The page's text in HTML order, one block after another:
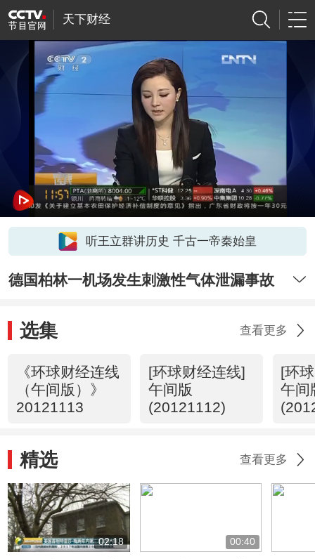
天下财经
听王立群讲历史 千古一帝秦始皇
德国柏林一机场发生刺激性气体泄漏事故
选集 查看更多
《环球财经连线
（午间版）》
20121113
[环球财经连线]
午间版
(20121112)
[环
午间
精选 查看更多
02:18 00:40